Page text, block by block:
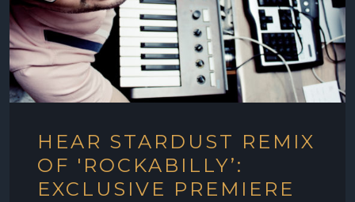
HEAR STARDUST REMIX
OF 'ROCKABILLY’:
EXCLUSIVE PREMIERE